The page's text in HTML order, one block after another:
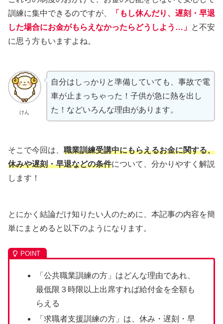
訓練に集中できるのですが、
「もし休んだり、遅刻・早退
した場合にお金がもらえなかったらどうしよう…」 と不安
に思う方もいますよね。
けん
自分はしっかりと準備していても、事故で電
車が止まっちゃった！子供が急に熱を出し
た！などいろんな理由があります。
そこで今回は、 職業訓練受講中にもらえるお金に関する、
休みや遅刻・早退などの条件について、分かりやすく解説
します！
とにかく結論だけ知りたい人のために、本記事の内容を簡
単にまとめると以下のようになります。
「公共職業訓練の方」はどんな理由であれ、
最低限３時限以上出席すれば給付金を全額も
らえる
「求職者支援訓練の方」は、休み・遅刻・早